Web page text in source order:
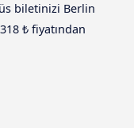
biletinizi Berlin
₺ fiyatından